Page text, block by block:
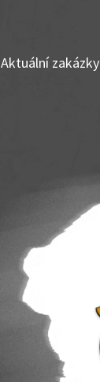
Aktuální zakázky